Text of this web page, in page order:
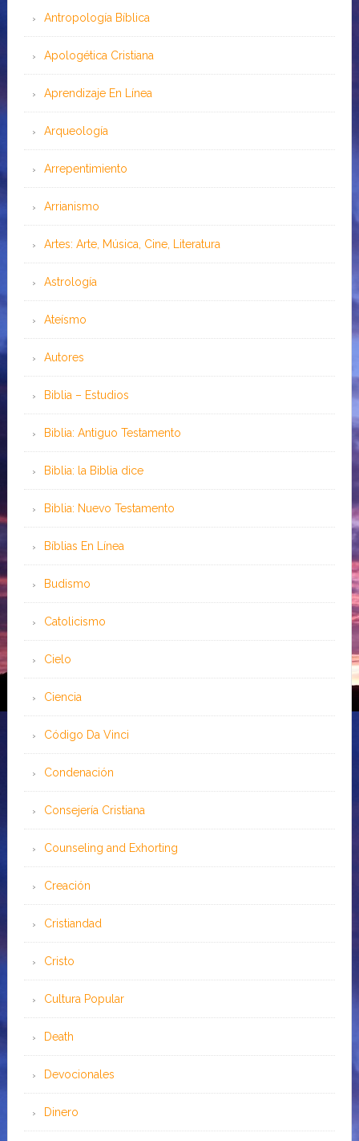
Antropología Bíblica
Apologética Cristiana
Aprendizaje En Línea
Arqueología
Arrepentimiento
Arrianismo
Artes: Arte, Música, Cine, Literatura
Astrología
Ateísmo
Autores
Biblia – Estudios
Biblia: Antiguo Testamento
Biblia: la Biblia dice
Biblia: Nuevo Testamento
Bíblias En Línea
Budismo
Catolicismo
Cielo
Ciencia
Código Da Vinci
Condenación
Consejería Cristiana
Counseling and Exhorting
Creación
Cristiandad
Cristo
Cultura Popular
Death
Devocionales
Dinero